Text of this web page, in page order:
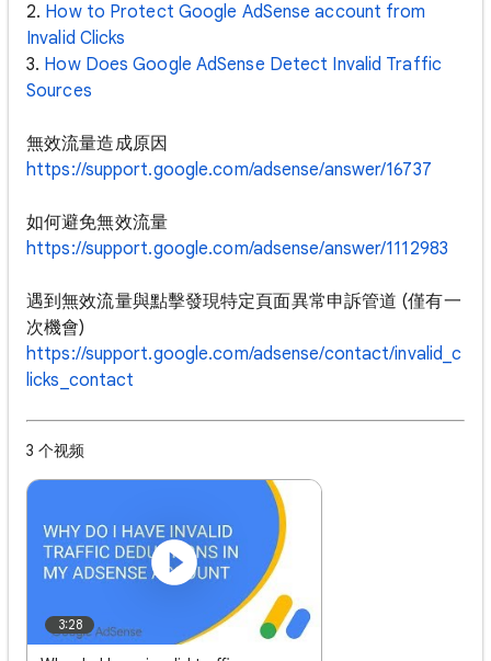
2. How to Protect Google AdSense account from
Invalid Clicks
3. How Does Google AdSense Detect Invalid Traffic
Sources
無效流量造成原因
https://support.google.com/adsense/answer/16737
如何避免無效流量
https://support.google.com/adsense/answer/1112983
遇到無效流量與點擊發現特定頁面異常申訴管道 (僅有一
次機會)
https://support.google.com/adsense/contact/invalid_c
licks_contact
3 个视频
3:28